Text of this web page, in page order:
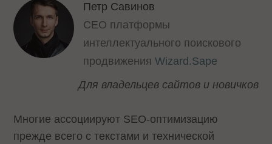
Петр Савинов
СEO платформы
интеллектуального поискового
продвиженияWizard.Sape
Для владельцев сайтов и новичков
Многие ассоциируют SEO-оптимизацию
прежде всего с текстами и технической